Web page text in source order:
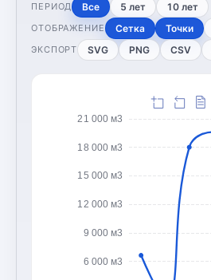
ПЕРИОД Все 5 лет 10 лет
ОТОБРАЖЕНИЕ Сетка Точки
ЭКСПОРТ SVG PNG CSV
6 000 м3
9 000 м3
12 000 м3
15 000 м3
18 000 м3
21 000 м3